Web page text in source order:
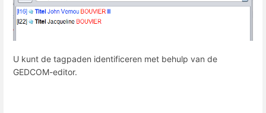
U kunt de tagpaden identificeren met behulp van de
GEDCOM-editor.